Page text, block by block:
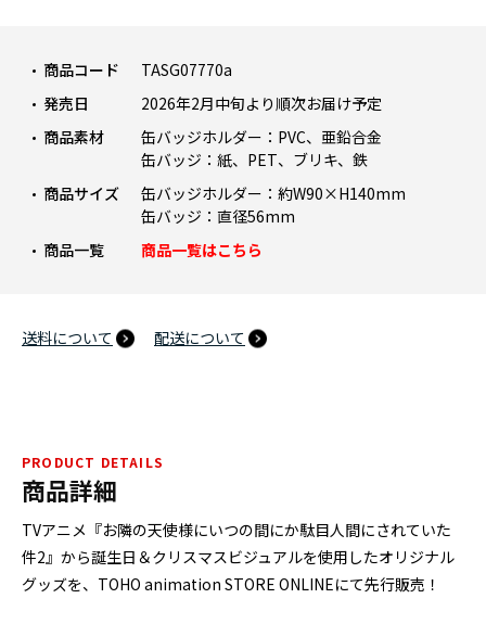
商品コード
TASG07770a
発売日
2026年2月中旬より順次お届け予定
商品素材
缶バッジホルダー：PVC、亜鉛合金
缶バッジ：紙、PET、ブリキ、鉄
商品サイズ
缶バッジホルダー：約W90×H140mm
缶バッジ：直径56mm
商品一覧
商品一覧はこちら
送料について 配送について
PRODUCT DETAILS
商品詳細
TVアニメ『お隣の天使様にいつの間にか駄目人間にされていた
件2』から誕生日＆クリスマスビジュアルを使用したオリジナル
グッズを、TOHO animation STORE ONLINEにて先行販売！